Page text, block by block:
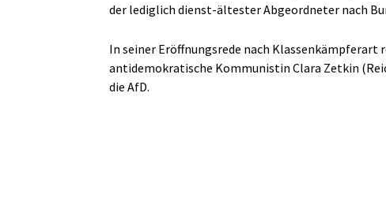
der lediglich dienst-ältester Abgeordneter nach
In seiner Eröffnungsrede nach Klassenkämpferart
antidemokratische Kommunistin Clara Zetkin
die AfD.